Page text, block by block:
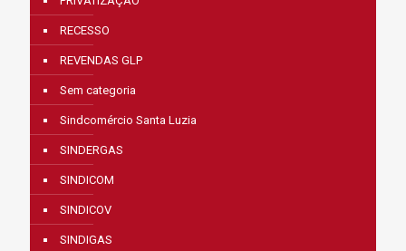
RECESSO
REVENDAS GLP
Sem categoria
Sindcomércio Santa Luzia
SINDERGAS
SINDICOM
SINDICOV
SINDIGAS